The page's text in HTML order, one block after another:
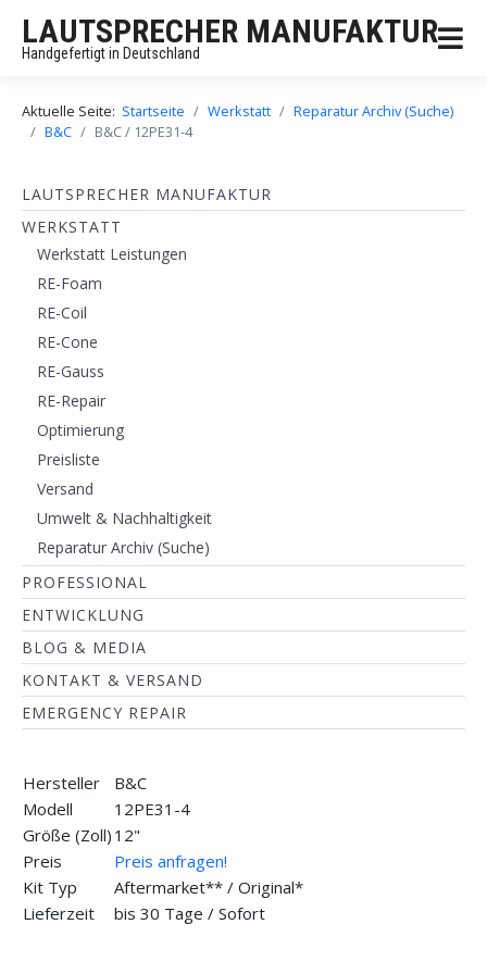
LAUTSPRECHER MANUFAKTUR
Handgefertigt in Deutschland
Aktuelle Seite: Startseite Werkstatt
Reparatur Archiv (Suche)
B&C
B&C / 12PE31-4
LAUTSPRECHER MANUFAKTUR
WERKSTATT
Werkstatt Leistungen
RE-Foam
RE-Coil
RE-Cone
RE-Gauss
RE-Repair
Optimierung
Preisliste
Versand
Umwelt & Nachhaltigkeit
Reparatur Archiv (Suche)
PROFESSIONAL
ENTWICKLUNG
BLOG & MEDIA
KONTAKT & VERSAND
EMERGENCY REPAIR
Hersteller
B&C
Modell
12PE31-4
Größe (Zoll) 12"
Preis
Preis anfragen!
Kit Typ
Aftermarket** / Original*
Lieferzeit
bis 30 Tage / Sofort